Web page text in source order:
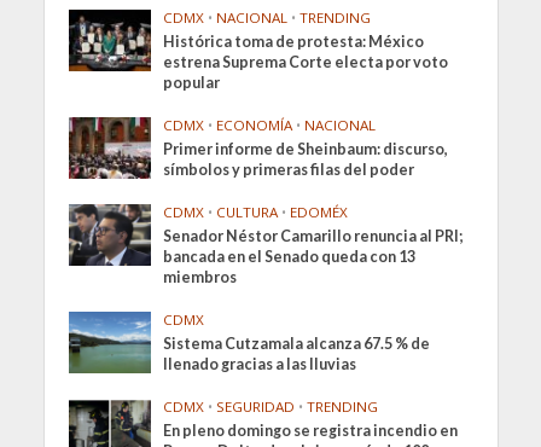
CDMX • NACIONAL • TRENDING
Histórica toma de protesta: México
estrena Suprema Corte electa por voto
popular
CDMX • ECONOMÍA • NACIONAL
Primer informe de Sheinbaum: discurso,
símbolos y primeras filas del poder
CDMX • CULTURA • EDOMÉX
Senador Néstor Camarillo renuncia al PRI;
bancada en el Senado queda con 13
miembros
CDMX
Sistema Cutzamala alcanza 67.5 % de
llenado gracias a las lluvias
CDMX • SEGURIDAD • TRENDING
En pleno domingo se registra incendio en